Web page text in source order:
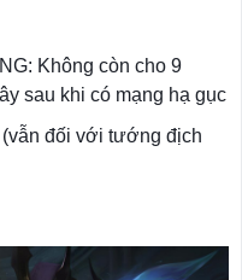
Không còn cho 9
sau khi có mạng hạ gục
đối với tướng địch